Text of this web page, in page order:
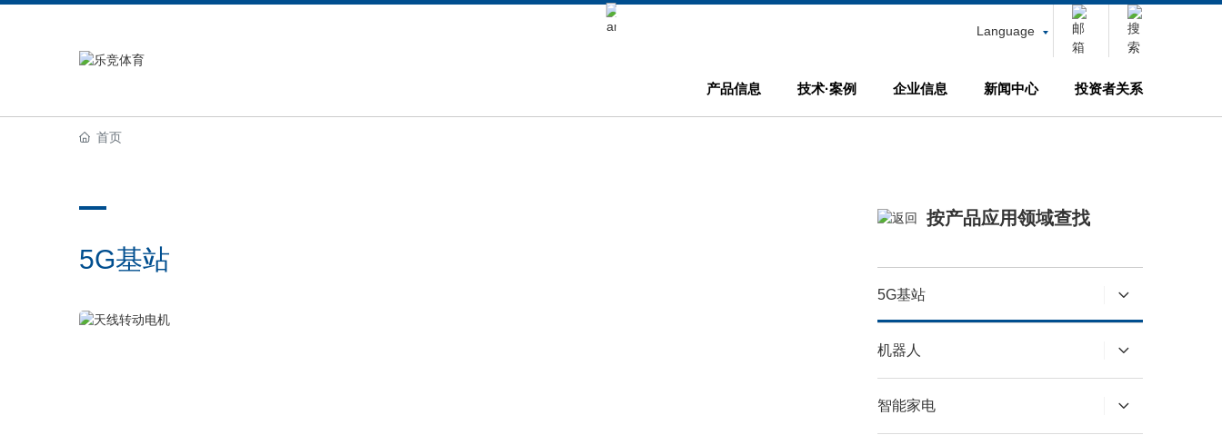
Keli Motor Group Search
Language
产品信息 技术·案例 企业信息 新闻中心 投资者关系
首页
按产品应用领域查找
5G基站
机器人
智能家电
5G基站